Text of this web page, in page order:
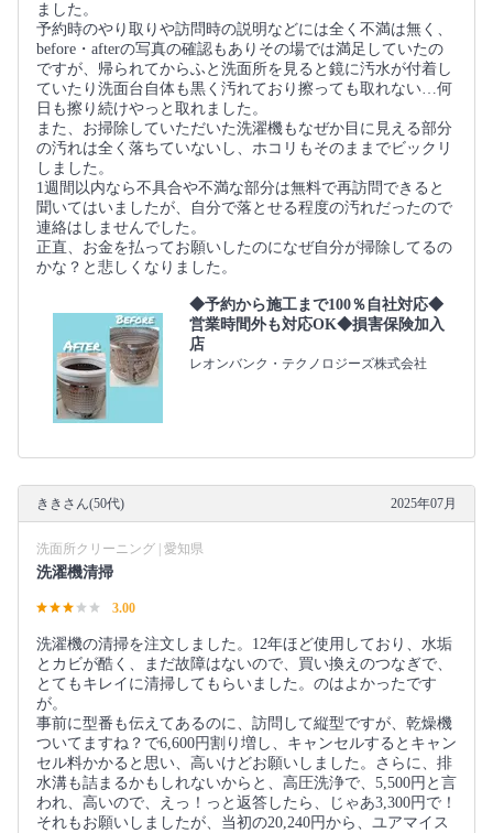
ました。
予約時のやり取りや訪問時の説明などには全く不満は無く、
before・afterの写真の確認もありその場では満足していたの
ですが、帰られてからふと洗面所を見ると鏡に汚水が付着し
ていたり洗面台自体も黒く汚れており擦っても取れない…何
日も擦り続けやっと取れました。
また、お掃除していただいた洗濯機もなぜか目に見える部分
の汚れは全く落ちていないし、ホコリもそのままでビックリ
しました。
1週間以内なら不具合や不満な部分は無料で再訪問できると
聞いてはいましたが、自分で落とせる程度の汚れだったので
連絡はしませんでした。
正直、お金を払ってお願いしたのになぜ自分が掃除してるの
かな？と悲しくなりました。
◆予約から施工まで100％自社対応◆
営業時間外も対応OK◆損害保険加入
店
レオンバンク・テクノロジーズ株式会社
ききさん(50代) 2025年07月
洗面所クリーニング | 愛知県
洗濯機清掃
3.00
洗濯機の清掃を注文しました。12年ほど使用しており、水垢
とカビが酷く、まだ故障はないので、買い換えのつなぎで、
とてもキレイに清掃してもらいました。のはよかったです
が。
事前に型番も伝えてあるのに、訪問して縦型ですが、乾燥機
ついてますね？で6,600円割り増し、キャンセルするとキャン
セル料かかると思い、高いけどお願いしました。さらに、排
水溝も詰まるかもしれないからと、高圧洗浄で、5,500円と言
われ、高いので、えっ！っと返答したら、じゃあ3,300円で！
それもお願いしましたが、当初の20,240円から、ユアマイス